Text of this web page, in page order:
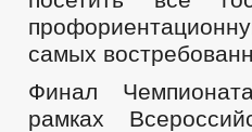
самых
Финал
рамках